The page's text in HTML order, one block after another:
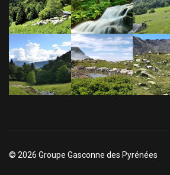
© 2026 Groupe Gasconne des Pyrénées